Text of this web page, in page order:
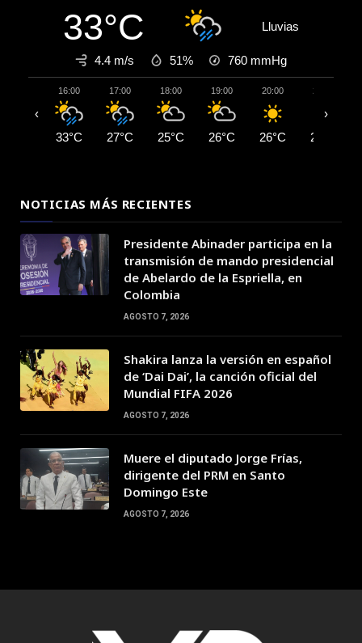
33°C Lluvias
4.4 m/s 51% 760 mmHg
16:00
33°C
17:00
27°C
18:00
25°C
19:00
26°C
20:00
26°C
21:00
25°C
‹ ›
NOTICIAS MÁS RECIENTES
Presidente Abinader participa en la
transmisión de mando presidencial
de Abelardo de la Espriella, en
Colombia
AGOSTO 7, 2026
Shakira lanza la versión en español
de ‘Dai Dai’, la canción oficial del
Mundial FIFA 2026
AGOSTO 7, 2026
Muere el diputado Jorge Frías,
dirigente del PRM en Santo
Domingo Este
AGOSTO 7, 2026